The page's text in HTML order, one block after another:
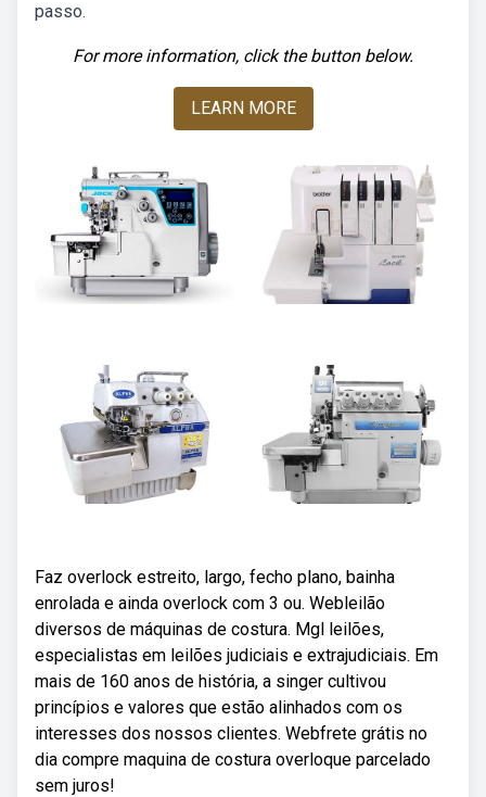
passo.
For more information, click the button below.
LEARN MORE
Faz overlock estreito, largo, fecho plano, bainha
enrolada e ainda overlock com 3 ou. Webleilão
diversos de máquinas de costura. Mgl leilões,
especialistas em leilões judiciais e extrajudiciais. Em
mais de 160 anos de história, a singer cultivou
princípios e valores que estão alinhados com os
interesses dos nossos clientes. Webfrete grátis no
dia compre maquina de costura overloque parcelado
sem juros!